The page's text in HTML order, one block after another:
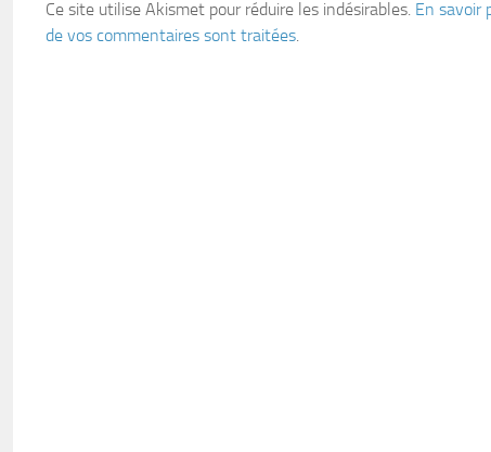
Ce site utilise Akismet pour réduire les indésirables. En savoir
de vos commentaires sont traitées.